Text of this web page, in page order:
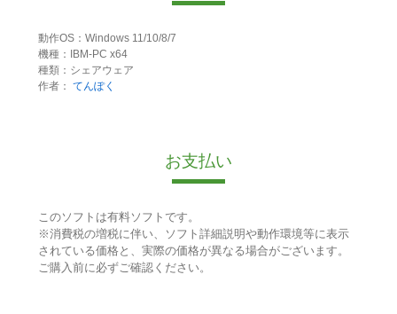
動作OS：Windows 11/10/8/7
機種：IBM-PC x64
種類：シェアウェア
作者： てんぽく
お支払い
このソフトは有料ソフトです。
※消費税の増税に伴い、ソフト詳細説明や動作環境等に表示
されている価格と、実際の価格が異なる場合がございます。
ご購入前に必ずご確認ください。